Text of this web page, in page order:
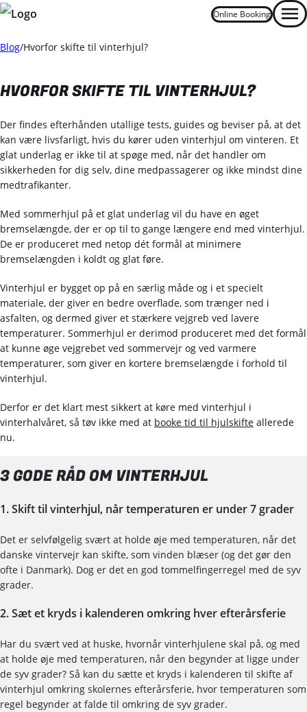
Online Booking
Blog Hvorfor skifte til vinterhjul?
HVORFOR SKIFTE TIL VINTERHJUL?
Der findes efterhånden utallige tests, guides og beviser på, at det
kan være livsfarligt, hvis du kører uden vinterhjul om vinteren. Et
glat underlag er ikke til at spøge med, når det handler om
sikkerheden for dig selv, dine medpassagerer og ikke mindst dine
medtrafikanter.
Med sommerhjul på et glat underlag vil du have en øget
bremselængde, der er op til to gange længere end med vinterhjul.
De er produceret med netop dét formål at minimere
bremselængden i koldt og glat føre.
Vinterhjul er bygget op på en særlig måde og i et specielt
materiale, der giver en bedre overflade, som trænger ned i
asfalten, og dermed giver et stærkere vejgreb ved lavere
temperaturer. Sommerhjul er derimod produceret med det formål
at kunne øge vejgrebet ved sommervejr og ved varmere
temperaturer, som giver en kortere bremselængde i forhold til
vinterhjul.
Derfor er det klart mest sikkert at køre med vinterhjul i
vinterhalvåret, så tøv ikke med at booke tid til hjulskifte allerede
nu.
3 GODE RÅD OM VINTERHJUL
1. Skift til vinterhjul, når temperaturen er under 7 grader
Det er selvfølgelig svært at holde øje med temperaturen, når det
danske vintervejr kan skifte, som vinden blæser (og det gør den
ofte i Danmark). Dog er det en god tommelfingerregel med de syv
grader.
2. Sæt et kryds i kalenderen omkring hver efterårsferie
Har du svært ved at huske, hvornår vinterhjulene skal på, og med
at holde øje med temperaturen, når den begynder at ligge under
de syv grader? Så kan du sætte et kryds i kalenderen til skifte af
vinterhjul omkring skolernes efterårsferie, hvor temperaturen som
regel begynder at falde til omkring de syv grader.